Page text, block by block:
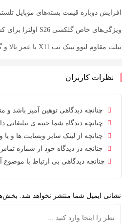
افزایش دوباره قیمت بسته‌های موبایل تلسترا
ویژگی‌های خاص گلکسی S26 اولترا برای کسب‌وکارها
تبلت مقاوم لنوو تینک تب X11 با عمر بالا و گارانتی طولانی
نظرات کاربران
چنانچه دیدگاهی توهین آمیز باشد و
چنانچه دیدگاه شما جنبه ی تبلیغاتی
چنانچه از لینک سایر وبسایت ها و یا
چنانچه در دیدگاه خود از شماره
چنانچه دیدگاهی بی ارتباط با
نشانی ایمیل شما منتشر نخواهد شد.